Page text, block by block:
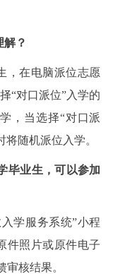
？
在电脑派位志愿
“对口派位”入学的
，当选择“对口派
随机派位入学。
业生，可以参加
学服务系统”小程
件照片或原件电子
核结果。